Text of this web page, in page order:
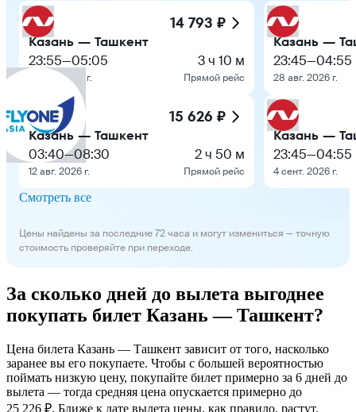
14 793 ₽
Казань — Ташкент
23:55—05:05
7 сент. 2026 г.
3 ч 10 м
Прямой рейс
15 626 ₽
Казань — Ташкент
03:40—08:30
12 авг. 2026 г.
2 ч 50 м
Прямой рейс
Казань —
23:45—04:55
28 авг. 2026 г.
Казань —
23:45—04:55
4 сент. 2026 г.
Смотреть все
Цены найдены за последние 72 часа и могут измениться — точную
стоимость проверяйте при переходе.
За сколько дней до вылета выгоднее
покупать билет Казань — Ташкент?
Цена билета Казань — Ташкент зависит от того, насколько
заранее вы его покупаете. Чтобы с большей вероятностью
поймать низкую цену, покупайте билет примерно за 6 дней до
вылета — тогда средняя цена опускается примерно до
25 226 ₽. Ближе к дате вылета цены, как правило, растут.